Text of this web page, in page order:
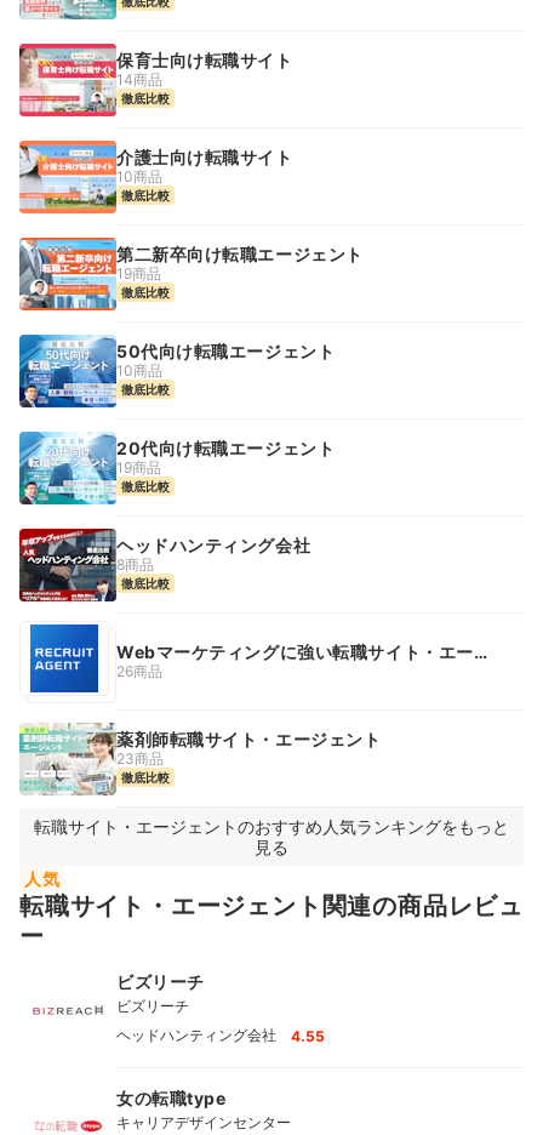
保育士向け転職サイト
14商品
徹底比較
介護士向け転職サイト
10商品
徹底比較
第二新卒向け転職エージェント
19商品
徹底比較
50代向け転職エージェント
10商品
徹底比較
20代向け転職エージェント
19商品
徹底比較
ヘッドハンティング会社
8商品
徹底比較
Webマーケティングに強い転職サイト・エージ
ェント
26商品
薬剤師転職サイト・エージェント
23商品
徹底比較
転職サイト・エージェントのおすすめ人気ランキングをもっと
見る
人気
転職サイト・エージェント関連の商品レビュ
ー
ビズリーチ
ビズリーチ
ヘッドハンティング会社
4.55
女の転職type
キャリアデザインセンター